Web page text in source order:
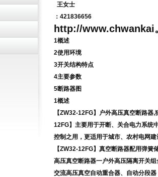
王女士
：421836656
http://www.chwankai
1概述
2使用环境
3开关结构特点
4主要参数
5断路器图
1概述
【ZW32-12FG】户外高压真空断路器
12FG】主要用于开断、关合电力系统
控制之用，更适用于城市、农村电网
【ZW32-12FG】 真空断路器配用弹簧
高压真空断路器一户外高压隔离开关
交流高压真空自动重合器、自动分段